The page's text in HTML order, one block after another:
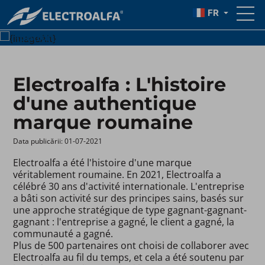
FR
{text}
{button_text}
Electroalfa : L'histoire
d'une authentique
marque roumaine
Data publicării: 01-07-2021 ​
Electroalfa a été l'histoire d'une marque
véritablement roumaine. En 2021, Electroalfa a
célébré 30 ans d'activité internationale. L'entreprise
a bâti son activité sur des principes sains, basés sur
une approche stratégique de type gagnant-gagnant-
gagnant : l'entreprise a gagné, le client a gagné, la
communauté a gagné.
Plus de 500 partenaires ont choisi de collaborer avec
Electroalfa au fil du temps, et cela a été soutenu par